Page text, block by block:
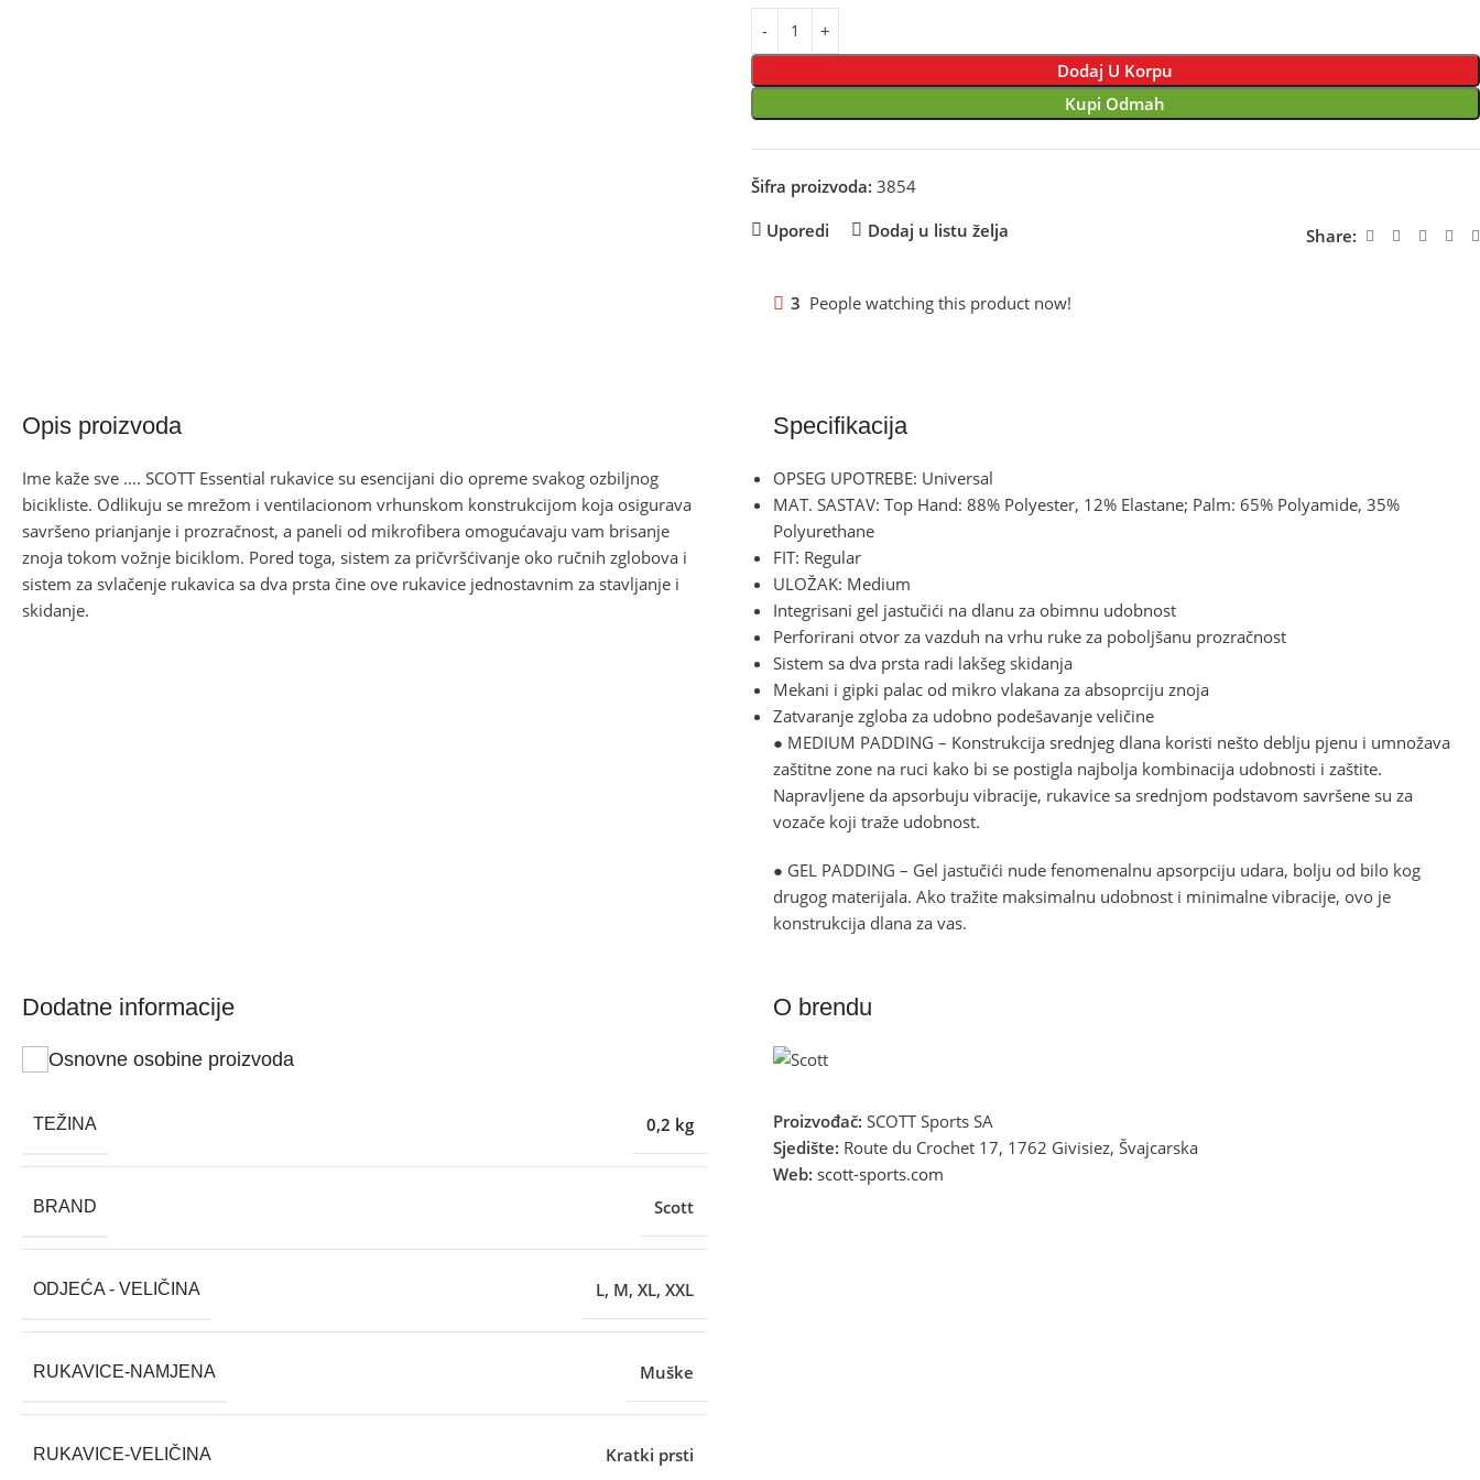
Dodaj U Korpu
Kupi Odmah
Šifra proizvoda: 3854
Uporedi Dodaj u listu želja Share:
3 People watching this product now!
Opis proizvoda
Ime kaže sve …. SCOTT Essential rukavice su esencijani dio opreme svakog ozbiljnog
bicikliste. Odlikuju se mrežom i ventilacionom vrhunskom konstrukcijom koja osigurava
savršeno prianjanje i prozračnost, a paneli od mikrofibera omogućavaju vam brisanje
znoja tokom vožnje biciklom. Pored toga, sistem za pričvršćivanje oko ručnih zglobova i
sistem za svlačenje rukavica sa dva prsta čine ove rukavice jednostavnim za stavljanje i
skidanje.
Specifikacija
OPSEG UPOTREBE: Universal
MAT. SASTAV: Top Hand: 88% Polyester, 12% Elastane; Palm: 65% Polyamide, 35%
Polyurethane
FIT: Regular
ULOŽAK: Medium
Integrisani gel jastučići na dlanu za obimnu udobnost
Perforirani otvor za vazduh na vrhu ruke za poboljšanu prozračnost
Sistem sa dva prsta radi lakšeg skidanja
Mekani i gipki palac od mikro vlakana za absoprciju znoja
Zatvaranje zgloba za udobno podešavanje veličine
● MEDIUM PADDING – Konstrukcija srednjeg dlana koristi nešto deblju pjenu i umnožava
zaštitne zone na ruci kako bi se postigla najbolja kombinacija udobnosti i zaštite.
Napravljene da apsorbuju vibracije, rukavice sa srednjom podstavom savršene su za
vozače koji traže udobnost.
● GEL PADDING – Gel jastučići nude fenomenalnu apsorpciju udara, bolju od bilo kog
drugog materijala. Ako tražite maksimalnu udobnost i minimalne vibracije, ovo je
konstrukcija dlana za vas.
Dodatne informacije
Osnovne osobine proizvoda
TEŽINA 0,2 kg
BRAND Scott
ODJEĆA - VELIČINA L, M, XL, XXL
RUKAVICE-NAMJENA Muške
RUKAVICE-VELIČINA Kratki prsti
O brendu
Proizvođač: SCOTT Sports SA
Sjedište: Route du Crochet 17, 1762 Givisiez, Švajcarska
Web: scott-sports.com